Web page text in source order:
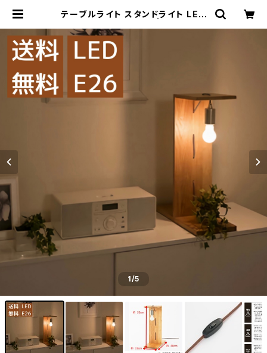
テーブルライト スタンドライト LED
ORE（オーパスストア）公式サイト
1/5